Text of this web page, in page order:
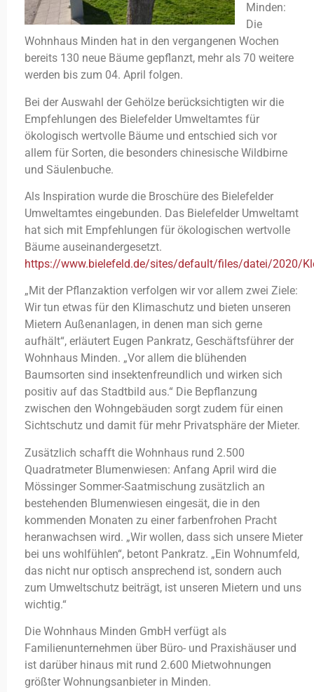
Minden:
Die
Wohnhaus Minden hat in den vergangenen Wochen
bereits 130 neue Bäume gepflanzt, mehr als 70 weitere
werden bis zum 04. April folgen.
Bei der Auswahl der Gehölze berücksichtigten wir die
Empfehlungen des Bielefelder Umweltamtes für
ökologisch wertvolle Bäume und entschied sich vor
allem für Sorten, die besonders chinesische Wildbirne
und Säulenbuche.
Als Inspiration wurde die Broschüre des Bielefelder
Umweltamtes eingebunden. Das Bielefelder Umweltamt
hat sich mit Empfehlungen für ökologischen wertvolle
Bäume auseinandergesetzt.
https://www.bielefeld.de/sites/default/files/datei/2020/
„Mit der Pflanzaktion verfolgen wir vor allem zwei Ziele:
Wir tun etwas für den Klimaschutz und bieten unseren
Mietern Außenanlagen, in denen man sich gerne
aufhält“, erläutert Eugen Pankratz, Geschäftsführer der
Wohnhaus Minden. „Vor allem die blühenden
Baumsorten sind insektenfreundlich und wirken sich
positiv auf das Stadtbild aus.“ Die Bepflanzung
zwischen den Wohngebäuden sorgt zudem für einen
Sichtschutz und damit für mehr Privatsphäre der Mieter.
Zusätzlich schafft die Wohnhaus rund 2.500
Quadratmeter Blumenwiesen: Anfang April wird die
Mössinger Sommer-Saatmischung zusätzlich an
bestehenden Blumenwiesen eingesät, die in den
kommenden Monaten zu einer farbenfrohen Pracht
heranwachsen wird. „Wir wollen, dass sich unsere Mieter
bei uns wohlfühlen“, betont Pankratz. „Ein Wohnumfeld,
das nicht nur optisch ansprechend ist, sondern auch
zum Umweltschutz beiträgt, ist unseren Mietern und uns
wichtig.“
Die Wohnhaus Minden GmbH verfügt als
Familienunternehmen über Büro- und Praxishäuser und
ist darüber hinaus mit rund 2.600 Mietwohnungen
größter Wohnungsanbieter in Minden.